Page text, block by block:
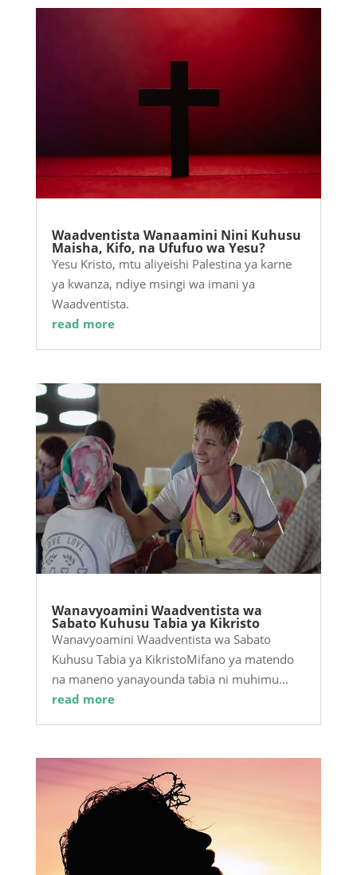
Waadventista Wanaamini Nini Kuhusu
Maisha, Kifo, na Ufufuo wa Yesu?
Yesu Kristo, mtu aliyeishi Palestina ya karne
ya kwanza, ndiye msingi wa imani ya
Waadventista.
read more
Wanavyoamini Waadventista wa
Sabato Kuhusu Tabia ya Kikristo
Wanavyoamini Waadventista wa Sabato
Kuhusu Tabia ya KikristoMifano ya matendo
na maneno yanayounda tabia ni muhimu...
read more